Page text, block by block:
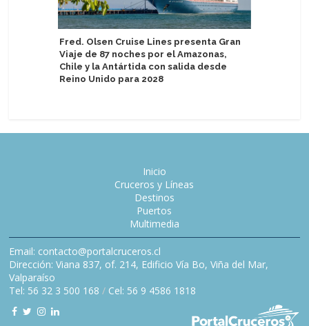
Fred. Olsen Cruise Lines presenta Gran
Viaje de 87 noches por el Amazonas,
Chile y la Antártida con salida desde
Reino Unido para 2028
Inicio
Cruceros y Líneas
Destinos
Puertos
Multimedia
Email: contacto@portalcruceros.cl
Dirección: Viana 837, of. 214, Edificio Vía Bo, Viña del Mar,
Valparaíso
Tel: 56 32 3 500 168 / Cel: 56 9 4586 1818